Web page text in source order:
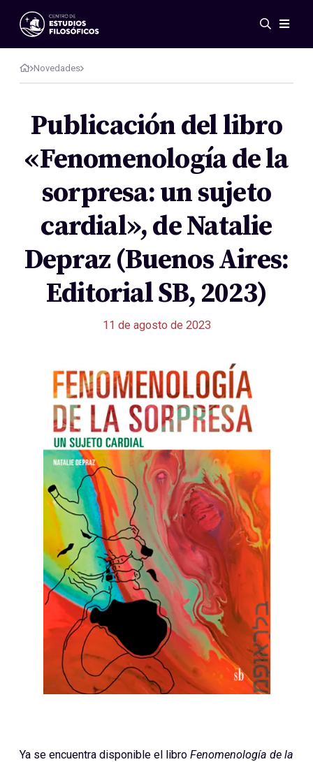
Eventos
Novedades
Investigación
Publicaciones
Galería
Acerca de nosotros
Reglamento
Novedades
Publicación del libro
«Fenomenología de la
sorpresa: un sujeto
cardial», de Natalie
Depraz (Buenos Aires:
Editorial SB, 2023)
11 de agosto de 2023
Ya se encuentra disponible el libro Fenomenología de la